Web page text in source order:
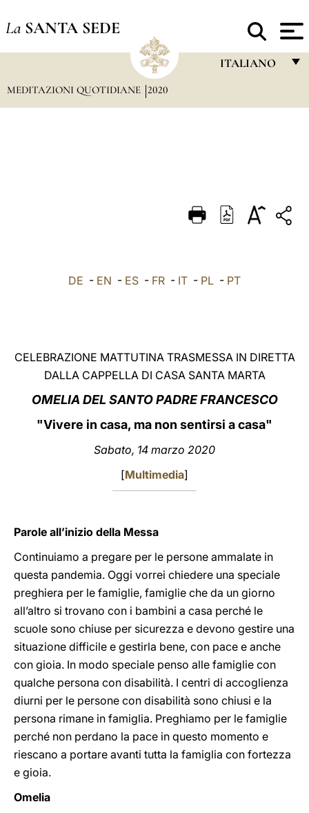
La SANTA SEDE
ITALIANO
DEUTSCH
العربيّة
MEDITAZIONI QUOTIDIANE 2020
DE - EN - ES - FR - IT - PL - PT
CELEBRAZIONE MATTUTINA TRASMESSA IN DIRETTA
DALLA CAPPELLA DI CASA SANTA MARTA
OMELIA DEL SANTO PADRE FRANCESCO
"Vivere in casa, ma non sentirsi a casa"
Sabato, 14 marzo 2020
[Multimedia]
Parole all’inizio della Messa
Continuiamo a pregare per le persone ammalate in
questa pandemia. Oggi vorrei chiedere una speciale
preghiera per le famiglie, famiglie che da un giorno
all’altro si trovano con i bambini a casa perché le
scuole sono chiuse per sicurezza e devono gestire una
situazione difficile e gestirla bene, con pace e anche
con gioia. In modo speciale penso alle famiglie con
qualche persona con disabilità. I centri di accoglienza
diurni per le persone con disabilità sono chiusi e la
persona rimane in famiglia. Preghiamo per le famiglie
perché non perdano la pace in questo momento e
riescano a portare avanti tutta la famiglia con fortezza
e gioia.
Omelia